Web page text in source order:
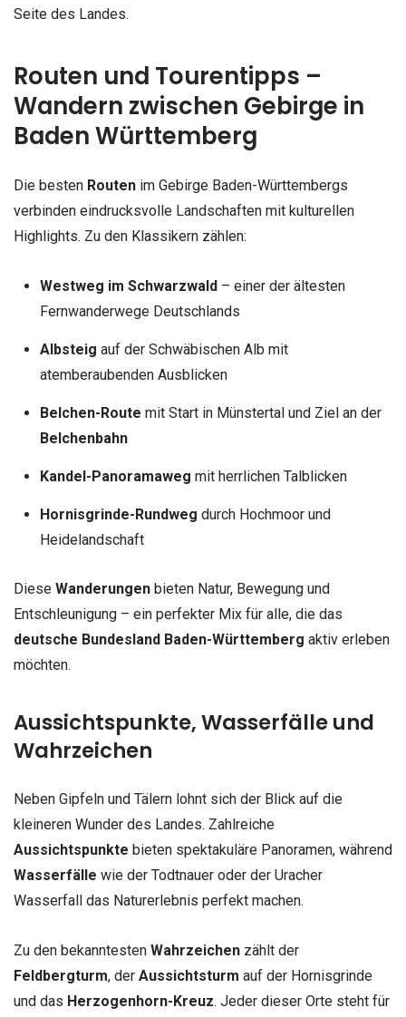
Seite des Landes.
Routen und Tourentipps –
Wandern zwischen Gebirge in
Baden Württemberg
Die besten Routen im Gebirge Baden-Württembergs
verbinden eindrucksvolle Landschaften mit kulturellen
Highlights. Zu den Klassikern zählen:
Westweg im Schwarzwald – einer der ältesten
Fernwanderwege Deutschlands
Albsteig auf der Schwäbischen Alb mit
atemberaubenden Ausblicken
Belchen-Route mit Start in Münstertal und Ziel an der
Belchenbahn
Kandel-Panoramaweg mit herrlichen Talblicken
Hornisgrinde-Rundweg durch Hochmoor und
Heidelandschaft
Diese Wanderungen bieten Natur, Bewegung und
Entschleunigung – ein perfekter Mix für alle, die das
deutsche Bundesland Baden-Württemberg aktiv erleben
möchten.
Aussichtspunkte, Wasserfälle und
Wahrzeichen
Neben Gipfeln und Tälern lohnt sich der Blick auf die
kleineren Wunder des Landes. Zahlreiche
Aussichtspunkte bieten spektakuläre Panoramen, während
Wasserfälle wie der Todtnauer oder der Uracher
Wasserfall das Naturerlebnis perfekt machen.
Zu den bekanntesten Wahrzeichen zählt der
Feldbergturm, der Aussichtsturm auf der Hornisgrinde
und das Herzogenhorn-Kreuz. Jeder dieser Orte steht für